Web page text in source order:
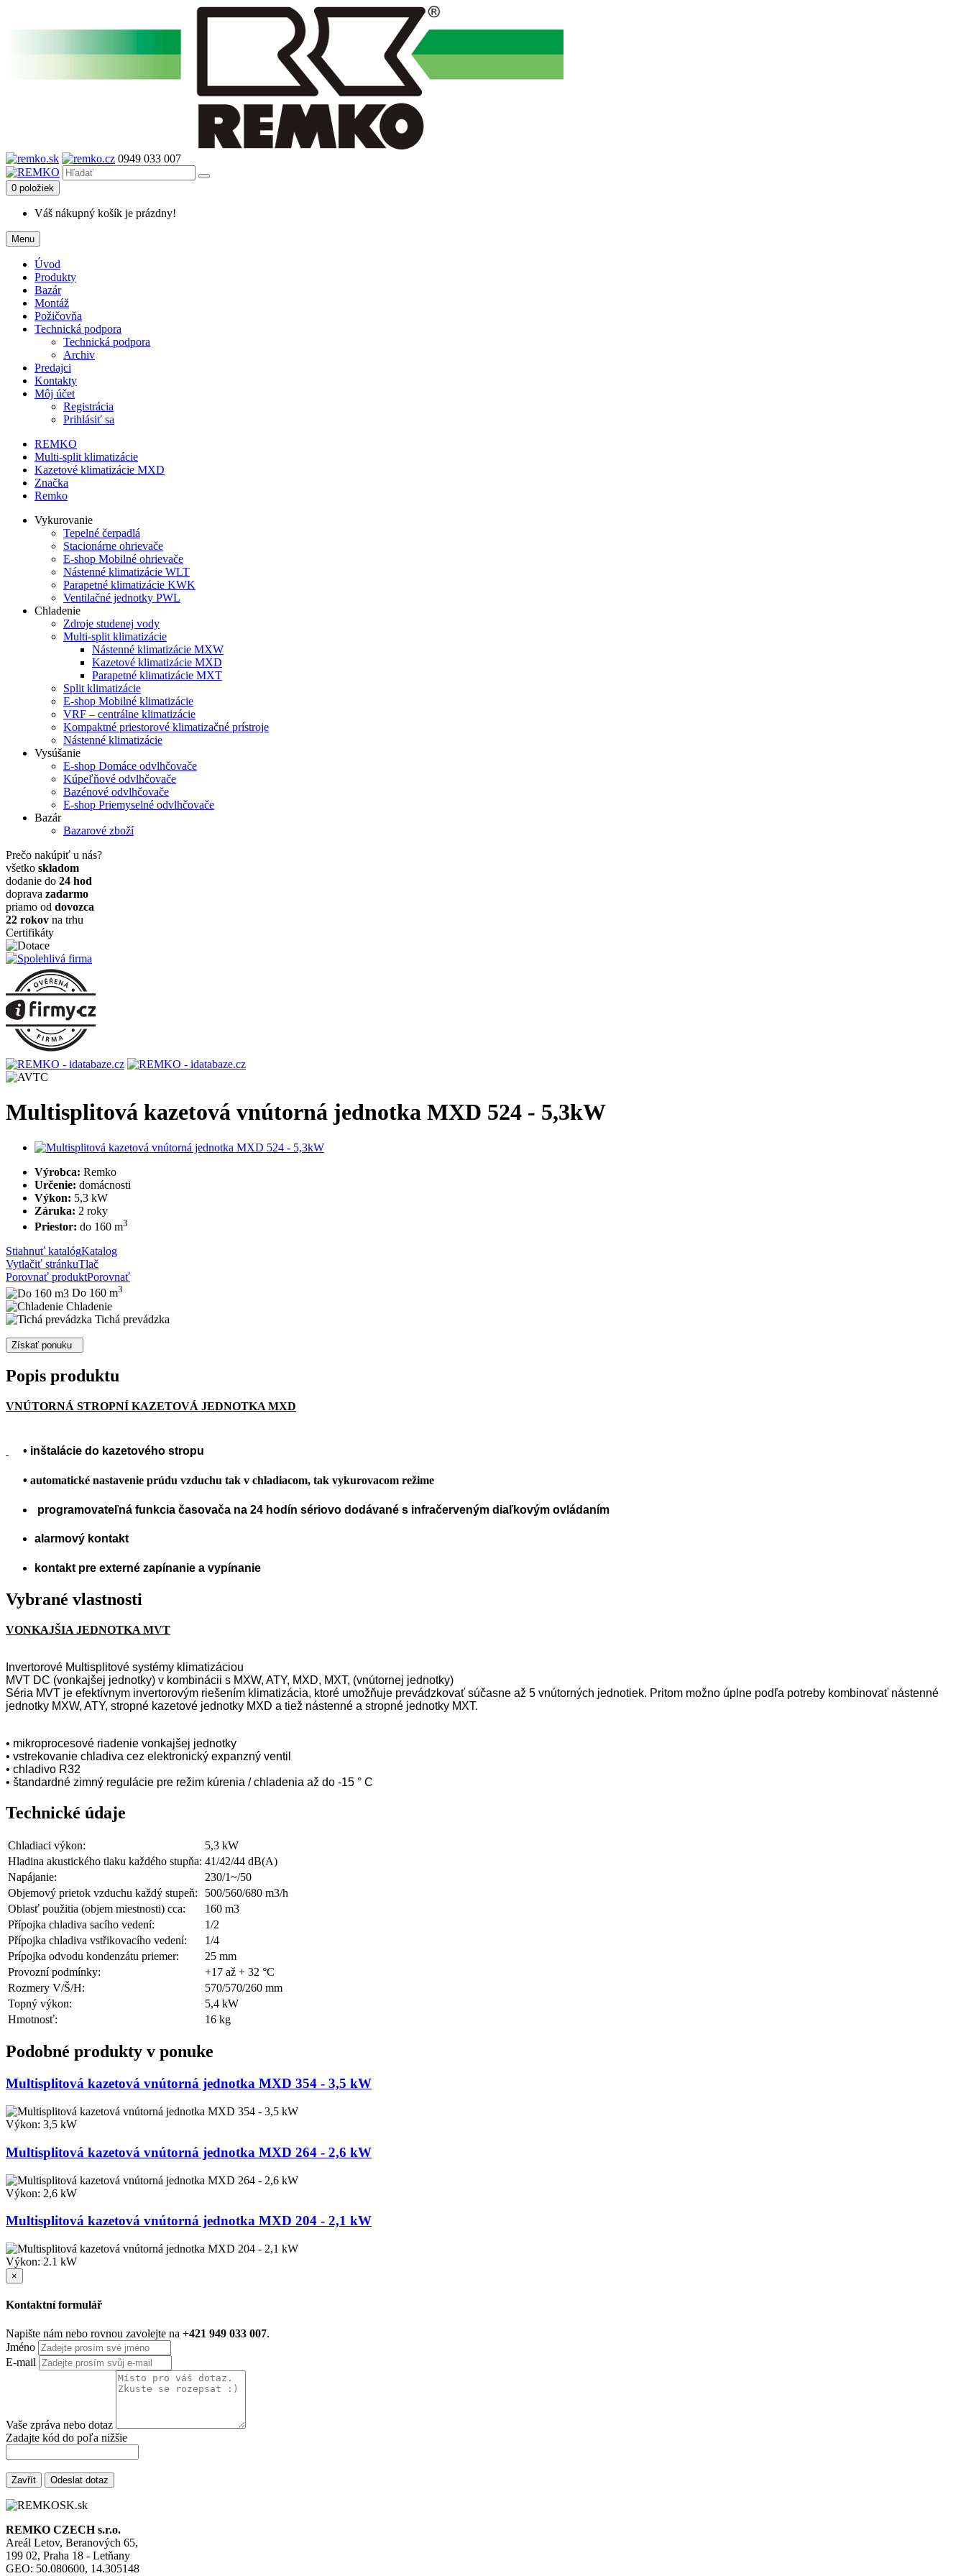
0949 033 007
0 položiek
Váš nákupný košík je prázdny!
Menu
Úvod
Produkty
Bazár
Montáž
Požičovňa
Technická podpora
Technická podpora
Archiv
Predajci
Kontakty
Môj účet
Registrácia
Prihlásiť sa
REMKO
Multi-split klimatizácie
Kazetové klimatizácie MXD
Značka
Remko
Vykurovanie
Tepelné čerpadlá
Stacionárne ohrievače
E-shop Mobilné ohrievače
Nástenné klimatizácie WLT
Parapetné klimatizácie KWK
Ventilačné jednotky PWL
Chladenie
Zdroje studenej vody
Multi-split klimatizácie
Nástenné klimatizácie MXW
Kazetové klimatizácie MXD
Parapetné klimatizácie MXT
Split klimatizácie
E-shop Mobilné klimatizácie
VRF – centrálne klimatizácie
Kompaktné priestorové klimatizačné prístroje
Nástenné klimatizácie
Vysúšanie
E-shop Domáce odvlhčovače
Kúpeľňové odvlhčovače
Bazénové odvlhčovače
E-shop Priemyselné odvlhčovače
Bazár
Bazarové zboží
Prečo nakúpiť u nás?
všetko skladom
dodanie do 24 hod
doprava zadarmo
priamo od dovozca
22 rokov na trhu
Certifikáty
Multisplitová kazetová vnútorná jednotka MXD 524 - 5,3kW
Výrobca: Remko
Určenie: domácnosti
Výkon: 5,3 kW
Záruka: 2 roky
Priestor: do 160 m3
Stiahnuť katalógKatalog
Vytlačiť stránkuTlač
Porovnať produktPorovnať
Do 160 m3
Chladenie
Tichá prevádzka
Získať ponuku
Popis produktu
VNÚTORNÁ STROPNÍ KAZETOVÁ JEDNOTKA MXD
• inštalácie do kazetového stropu
• automatické nastavenie prúdu vzduchu tak v chladiacom, tak vykurovacom režime
programovateľná funkcia časovača na 24 hodín sériovo dodávané s infračerveným diaľkovým ovládaním
alarmový kontakt
kontakt pre externé zapínanie a vypínanie
Vybrané vlastnosti
VONKAJŠIA JEDNOTKA MVT
Invertorové Multisplitové systémy klimatizáciou
MVT DC (vonkajšej jednotky) v kombinácii s MXW, ATY, MXD, MXT, (vnútornej jednotky)
Séria MVT je efektívnym invertorovým riešením klimatizácia, ktoré umožňuje prevádzkovať súčasne až 5 vnútorných jednotiek. Pritom možno úplne podľa potreby kombinovať nástenné
jednotky MXW, ATY, stropné kazetové jednotky MXD a tiež nástenné a stropné jednotky MXT.
• mikroprocesové riadenie vonkajšej jednotky
• vstrekovanie chladiva cez elektronický expanzný ventil
• chladivo R32
• štandardné zimný regulácie pre režim kúrenia / chladenia až do -15 ° C
Technické údaje
Chladiaci výkon:
5,3 kW
Hladina akustického tlaku každého stupňa: 41/42/44 dB(A)
Napájanie:
230/1~/50
Objemový prietok vzduchu každý stupeň:
500/560/680 m3/h
Oblasť použitia (objem miestnosti) cca:
160 m3
Přípojka chladiva sacího vedení:
1/2
Přípojka chladiva vstřikovacího vedení:
1/4
Prípojka odvodu kondenzátu priemer:
25 mm
Provozní podmínky:
+17 až + 32 °C
Rozmery V/Š/H:
570/570/260 mm
Topný výkon:
5,4 kW
Hmotnosť:
16 kg
Podobné produkty v ponuke
Multisplitová kazetová vnútorná jednotka MXD 354 - 3,5 kW
Výkon: 3,5 kW
Multisplitová kazetová vnútorná jednotka MXD 264 - 2,6 kW
Výkon: 2,6 kW
Multisplitová kazetová vnútorná jednotka MXD 204 - 2,1 kW
Výkon: 2.1 kW
×
Kontaktní formulář
Napište nám nebo rovnou zavolejte na +421 949 033 007.
Jméno
E-mail
Vaše zpráva nebo dotaz
Zadajte kód do poľa nižšie
Zavřít Odeslat dotaz
REMKO CZECH s.r.o.
Areál Letov, Beranových 65,
199 02, Praha 18 - Letňany
GEO: 50.080600, 14.305148